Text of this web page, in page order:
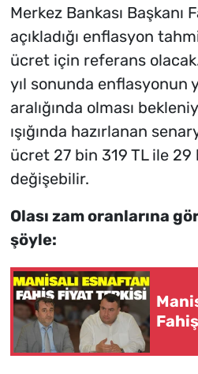
Merkez Bankası Başkanı
açıkladığı enflasyon
ücret için referans
yıl sonunda enflasyonun
aralığında olması
ışığında hazırlanan
ücret 27 bin 319 TL ile 29
değişebilir.
Olası zam oranlarına
şöyle: